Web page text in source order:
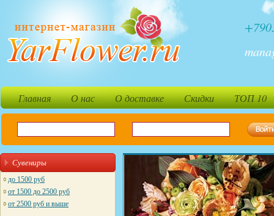
Главная О нас О доставке Скидки ТОП 10
Сувениры
до 1500 руб
от 1500 до 2500 руб
от 2500 руб и выше